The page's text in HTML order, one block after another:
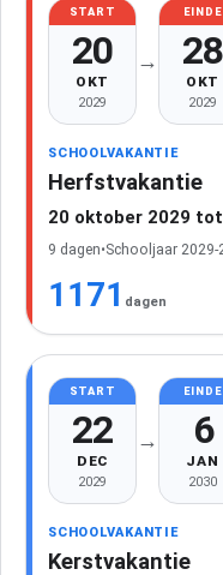
START
20
OKT
2029
→
EINDE
28
OKT
2029
SCHOOLVAKANTIE
Herfstvakantie
20 oktober 2029
9 dagen•Schooljaar 2029-
1171 dagen
START
22
DEC
2029
→
EINDE
6
JAN
2030
SCHOOLVAKANTIE
Kerstvakantie